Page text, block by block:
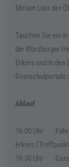
Miriam Lüer der
Tauchen Sie ein
die Würzburger
Erkers und in
Domschulportals
Ablauf
16.00 Uhr
Erkers
16.30 Uhr